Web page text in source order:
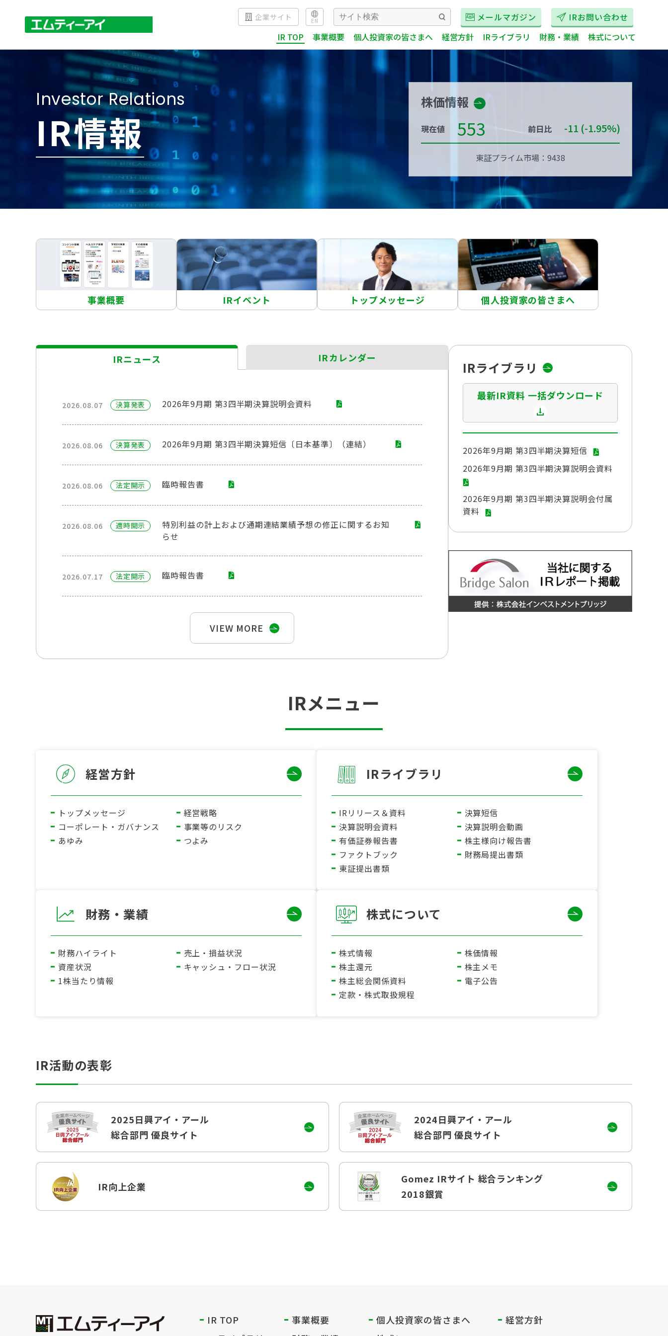
IR TOP 事業概要 個人投資家の皆さまへ 経営方針 IRライブラリ 財務・業績 株式について
企業サイト EN メールマガジン IRお問い合わせ
Investor Relations
IR情報
事業概要 IRイベント トップメッセージ 個人投資家の皆さまへ
IRニュース IRカレンダー
2026.08.07 決算発表 2026年9月期 第3四半期決算説明会資料
2026.08.06 決算発表 2026年9月期 第3四半期決算短信〔日本基準〕（連結）
2026.08.06 法定開⽰ 臨時報告書
2026.08.06 適時開⽰
特別利益の計上および通期連結業績予想の修正に関するお知
らせ
2026.07.17 法定開⽰ 臨時報告書
VIEW MORE
IRライブラリ
最新IR資料 一括ダウンロード
2026年9月期 第3四半期決算短信
2026年9月期 第3四半期決算説明会資料
2026年9月期 第3四半期決算説明会付属
資料
IRメニュー
経営方針
トップメッセージ
経営戦略
コーポレート・ガバナンス
事業等のリスク
あゆみ
つよみ
IRライブラリ
IRリリース＆資料
決算短信
決算説明会資料
決算説明会動画
有価証券報告書
株主様向け報告書
ファクトブック
財務局提出書類
東証提出書類
財務・業績
財務ハイライト
売上・損益状況
資産状況
キャッシュ・フロー状況
1株当たり情報
株式について
株式情報
株価情報
株主還元
株主メモ
株主総会関係資料
電子公告
定款・株式取扱規程
IR活動の表彰
2025日興アイ・アール
総合部門 優良サイト
2024日興アイ・アール
総合部門 優良サイト
IR向上企業
Gomez IRサイト 総合ランキング
2018銀賞
IR TOP 事業概要 個人投資家の皆さまへ
経営方針